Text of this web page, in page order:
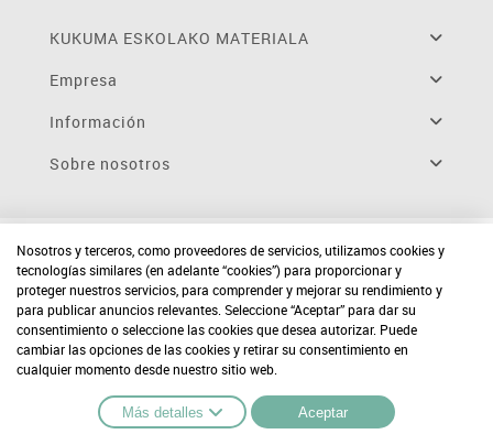
KUKUMA ESKOLAKO MATERIALA
Empresa
Información
Sobre nosotros
Nosotros y terceros, como proveedores de servicios, utilizamos cookies y
tecnologías similares (en adelante “cookies”) para proporcionar y
proteger nuestros servicios, para comprender y mejorar su rendimiento y
para publicar anuncios relevantes. Seleccione “Aceptar” para dar su
consentimiento o seleccione las cookies que desea autorizar. Puede
cambiar las opciones de las cookies y retirar su consentimiento en
cualquier momento desde nuestro sitio web.
Más detalles Aceptar